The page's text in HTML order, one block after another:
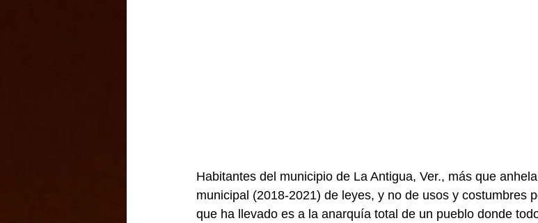
Habitantes del municipio de La Antigua, Ver., más que
municipal (2018-2021) de leyes, y no de usos y costumbres
que ha llevado es a la anarquía total de un pueblo donde